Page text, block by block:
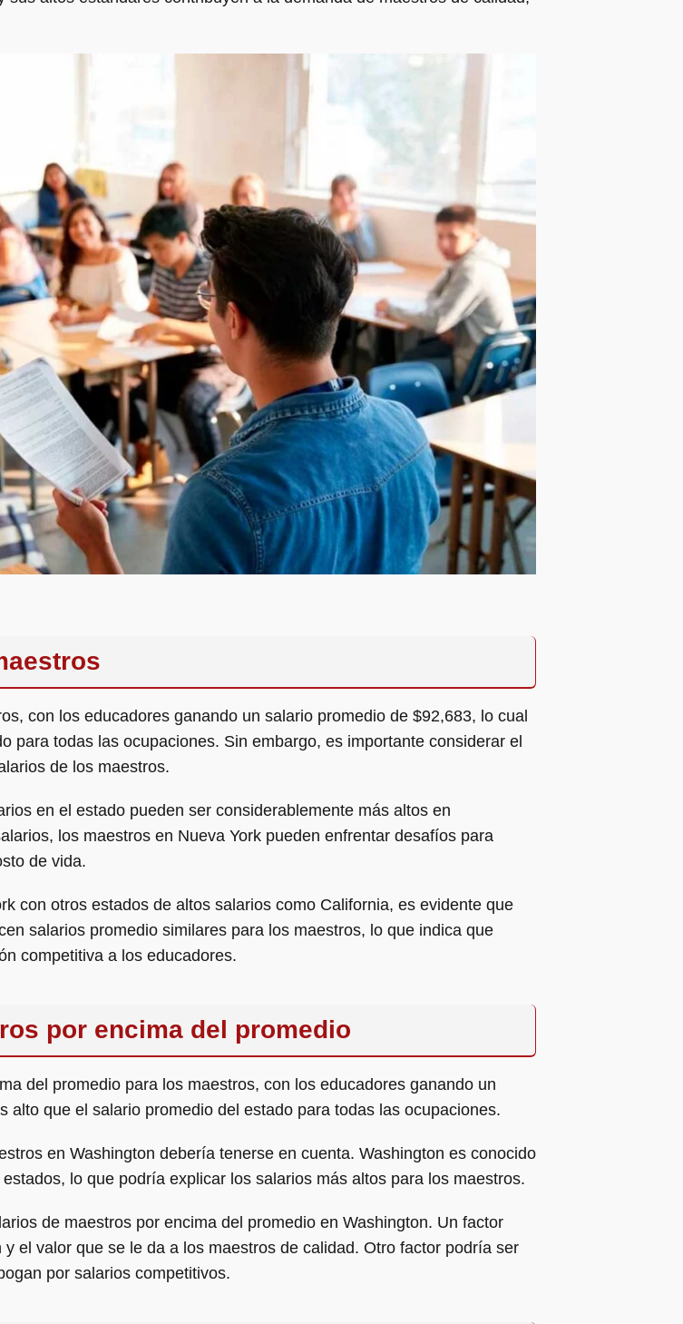
con los educadores ganando un salario promedio de $92,683, lo cual
para todas las ocupaciones. Sin embargo, es importante considerar el
de los maestros.
en el estado pueden ser considerablemente más altos en
los maestros en Nueva York pueden enfrentar desafíos para
de vida.
con otros estados de altos salarios como California, es evidente que
salarios promedio similares para los maestros, lo que indica que
competitiva a los educadores.
por encima del promedio
del promedio para los maestros, con los educadores ganando un
que el salario promedio del estado para todas las ocupaciones.
en Washington debería tenerse en cuenta. Washington es conocido
lo que podría explicar los salarios más altos para los maestros.
de maestros por encima del promedio en Washington. Un factor
el valor que se le da a los maestros de calidad. Otro factor podría ser
por salarios competitivos.